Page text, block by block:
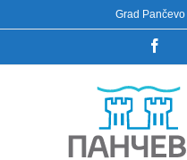
to
Grad Pančevo